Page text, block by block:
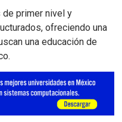
de primer nivel y
ofreciendo una
una educación de